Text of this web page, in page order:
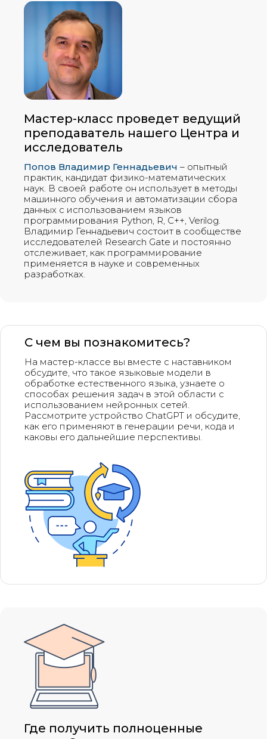
Мастер-класс проведет ведущий
преподаватель нашего Центра и
исследователь
Попов Владимир Геннадьевич – опытный
практик, кандидат физико-математических
наук. В своей работе он использует в методы
машинного обучения и автоматизации сбора
данных с использованием языков
программирования Python, R, C++, Verilog.
Владимир Геннадьевич состоит в сообществе
исследователей Research Gate и постоянно
отслеживает, как программирование
применяется в науке и современных
разработках.
С чем вы познакомитесь?
На мастер-классе вы вместе с наставником
обсудите, что такое языковые модели в
обработке естественного языка, узнаете о
способах решения задач в этой области с
использованием нейронных сетей.
Рассмотрите устройство ChatGPT и обсудите,
как его применяют в генерации речи, кода и
каковы его дальнейшие перспективы.
Где получить полноценные